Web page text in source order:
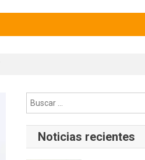
Noticias recientes